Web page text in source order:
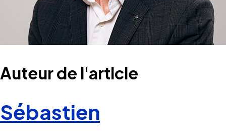
Auteur de l'article
Sébastien